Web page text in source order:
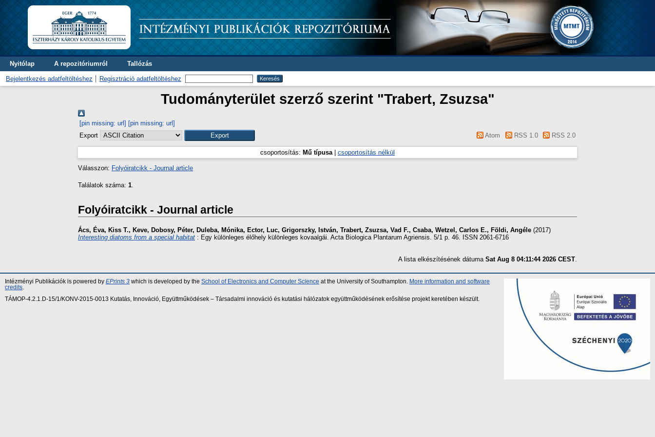
Nyitólap A repozitóriumról Tallózás
Bejelentkezés adatfeltöltéshez Regisztráció adatfeltöltéshez
Tudományterület szerző szerint "Trabert, Zsuzsa"
[pin missing: url] [pin missing: url]
Export
Atom RSS 1.0 RSS 2.0
csoportosítás: Mű típusa| csoportosítás nélkül
Válasszon: Folyóiratcikk - Journal article
Találatok száma: 1.
Folyóiratcikk - Journal article
Ács, Éva, Kiss T., Keve, Dobosy, Péter, Duleba, Mónika, Ector, Luc, Grigorszky, István, Trabert, Zsuzsa, Vad F., Csaba, Wetzel, Carlos E., Földi, Angéle (2017)
Interesting diatoms from a special habitat : Egy különleges élőhely különleges kovaalgái. Acta Biologica Plantarum Agriensis. 5/1 p. 46. ISSN 2061-6716
A lista elkészítésének dátuma Sat Aug 8 04:11:44 2026 CEST.
Intézményi Publikációk is powered by EPrints 3 which is developed by the School of Electronics and Computer Science at the University of Southampton.
More information and software
credits
TÁMOP-4.2.1.D-15/1/KONV-2015-0013 Kutatás, Innováció, Együttműködések – Társadalmi innováció és kutatási hálózatok együttműködésének erősítése projekt keretében készült.